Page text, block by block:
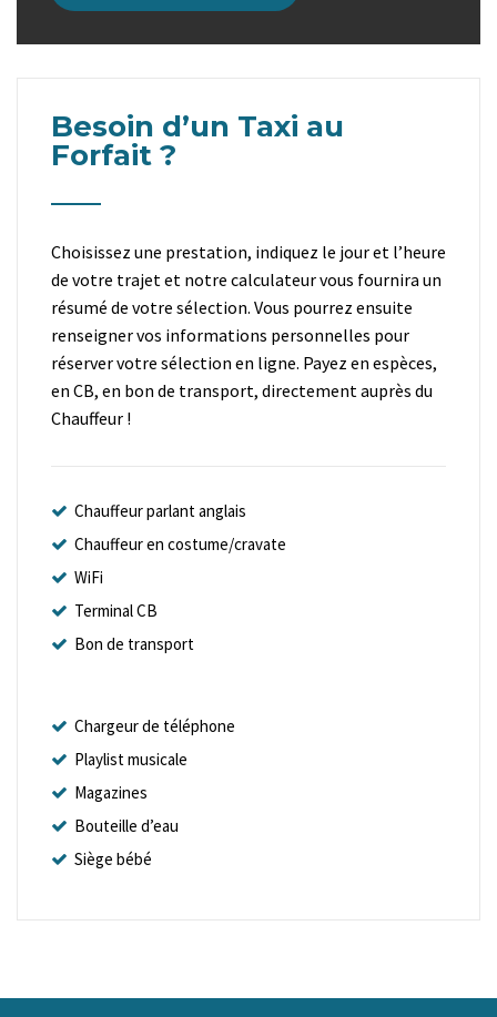
Besoin d’un Taxi au
Forfait ?
Choisissez une prestation, indiquez le jour et l’heure
de votre trajet et notre calculateur vous fournira un
résumé de votre sélection. Vous pourrez ensuite
renseigner vos informations personnelles pour
réserver votre sélection en ligne. Payez en espèces,
en CB, en bon de transport, directement auprès du
Chauffeur !
Chauffeur parlant anglais
Chauffeur en costume/cravate
WiFi
Terminal CB
Bon de transport
Chargeur de téléphone
Playlist musicale
Magazines
Bouteille d’eau
Siège bébé